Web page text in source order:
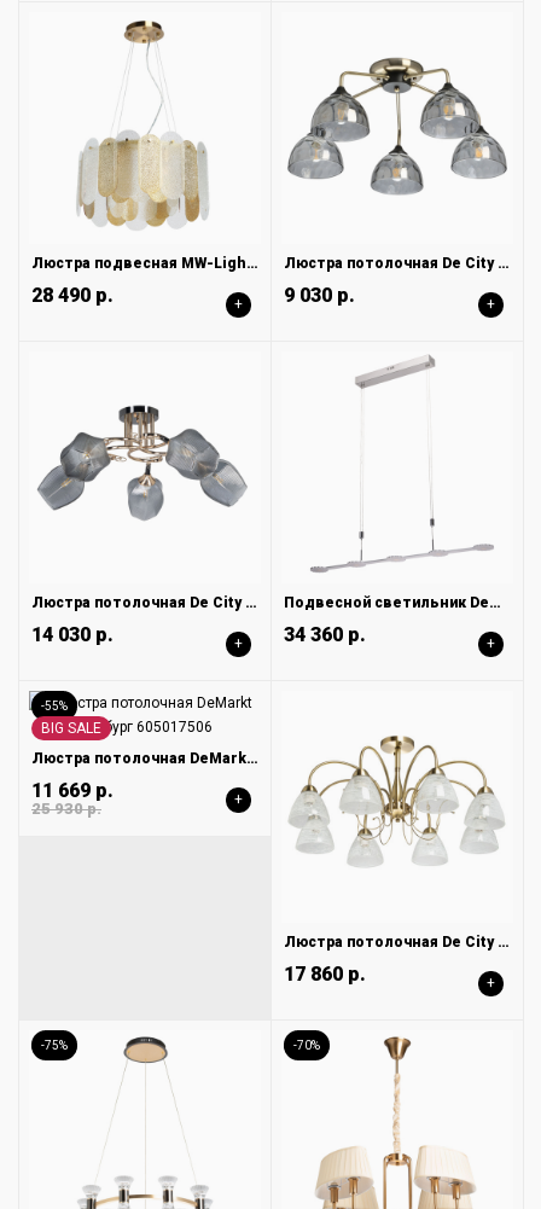
Люстра подвесная MW-Light Альгеро 285012106
28 490 р. +
Люстра потолочная De City Клэр 463011705
9 030 р. +
Люстра потолочная De City Акцент 680012205
14 030 р. +
Подвесной светильник DeMarkt Ральф 675013005
34 360 р. +
-55%
BIG SALE
Люстра потолочная DeMarkt Гамбург 605017506
11 669 р.
25 930 р. +
Люстра потолочная De City Блеск 315015108
17 860 р. +
-75% -70%